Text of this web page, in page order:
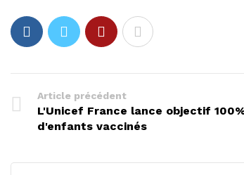
Article précédent
L'Unicef France lance objectif
d'enfants vaccinés